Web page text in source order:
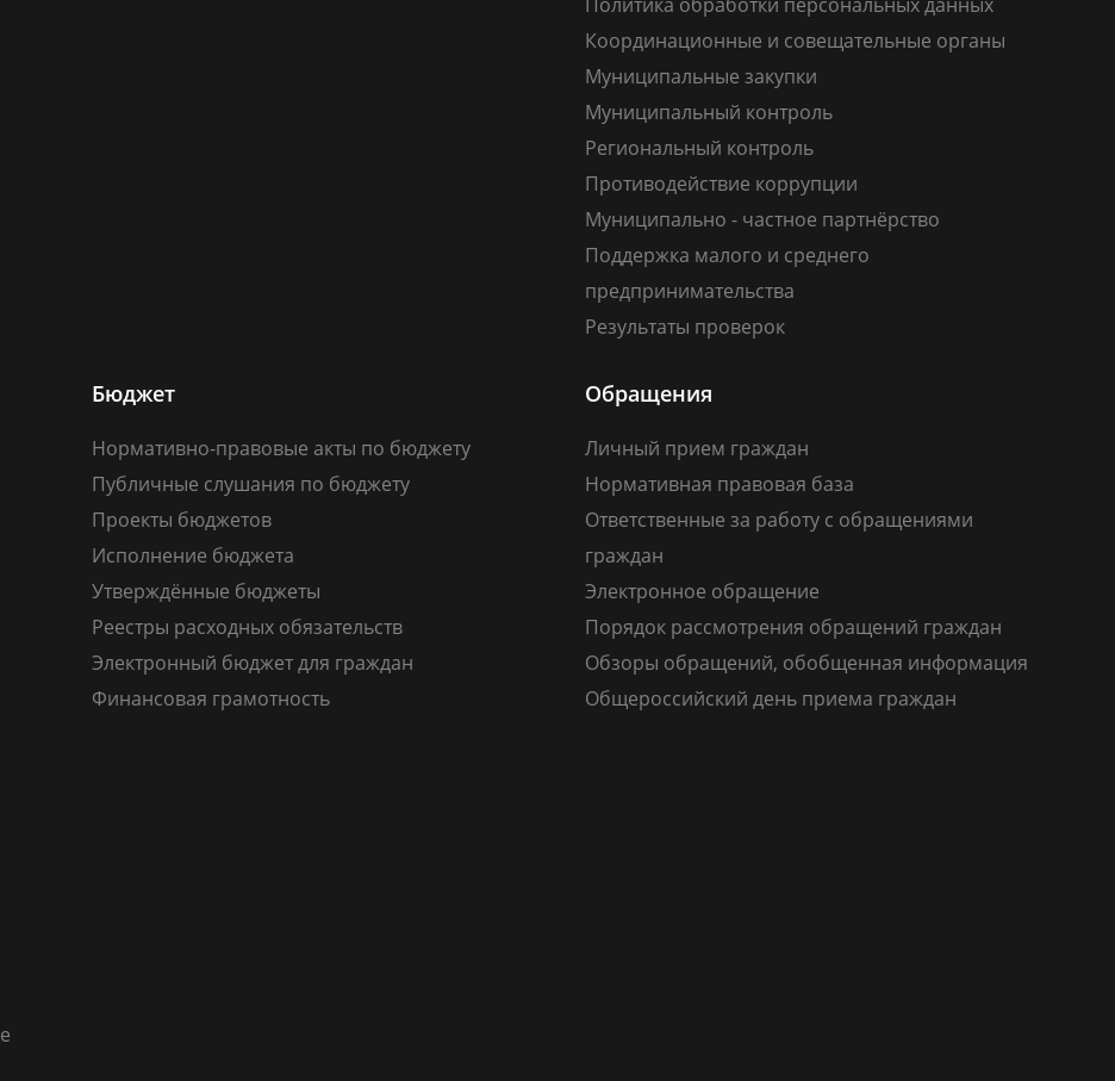
Координационные и совещательные органы
Муниципальные закупки
Муниципальный контроль
Региональный контроль
Противодействие коррупции
Муниципально - частное партнёрство
Поддержка малого и среднего
предпринимательства
Результаты проверок
Бюджет
Нормативно-правовые акты по бюджету
Публичные слушания по бюджету
Проекты бюджетов
Исполнение бюджета
Утверждённые бюджеты
Реестры расходных обязательств
Электронный бюджет для граждан
Финансовая грамотность
Обращения
Личный прием граждан
Нормативная правовая база
Ответственные за работу с обращениями
граждан
Электронное обращение
Порядок рассмотрения обращений граждан
Обзоры обращений, обобщенная информация
Общероссийский день приема граждан